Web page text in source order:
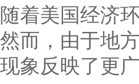
随着美国经济
然而，由于地
现象反映了更